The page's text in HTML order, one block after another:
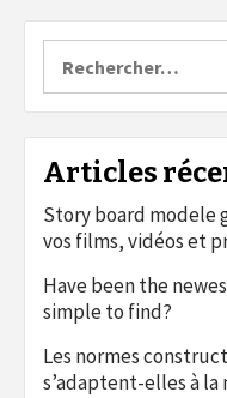
Articles
Story board
vos films, vidéos et
Have been the
simple to find?
Les normes
s’adaptent-elles à la